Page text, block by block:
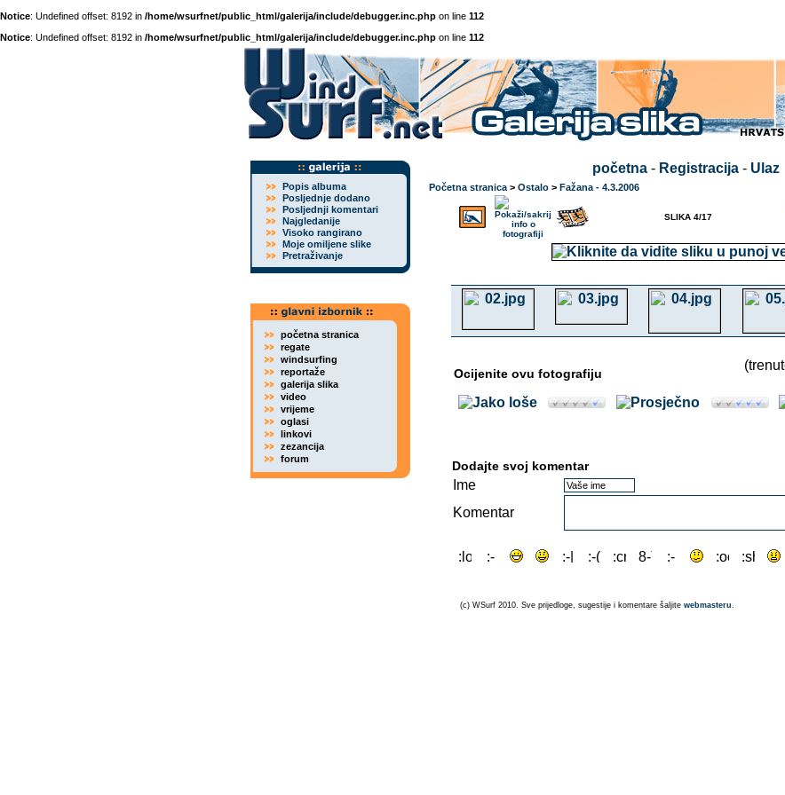
Notice: Undefined offset: 8192 in /home/wsurfnet/public_html/galerija/include/debugger.inc.php on line 112
Notice: Undefined offset: 8192 in /home/wsurfnet/public_html/galerija/include/debugger.inc.php on line 112
Popis albuma
Posljednje dodano
Posljednji komentari
Najgledanije
Visoko rangirano
Moje omiljene slike
Pretraživanje
početna stranica
regate
windsurfing
reportaže
galerija slika
video
vrijeme
oglasi
linkovi
zezancija
forum
početna- Registracija- Ulaz
Početna stranica > Ostalo > Fažana - 4.3.2006
SLIKA 4/17
Ocijenite ovu fotografiju
Dodajte svoj komentar
Ime
Komentar
(c) WSurf 2010. Sve prijedloge, sugestije i komentare šaljite webmasteru